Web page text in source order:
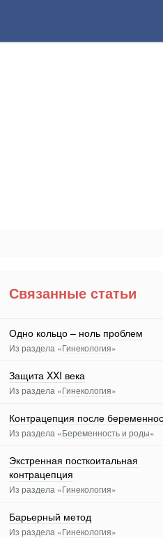
Связанные статьи
Одно кольцо – ноль проблем
Из раздела «Гинекология»
Защита XXI века
Из раздела «Гинекология»
Контрацепция после
Из раздела «Беременность и роды»
Экстренная посткоитальная
контрацепция
Из раздела «Гинекология»
Барьерный метод
Из раздела «Гинекология»